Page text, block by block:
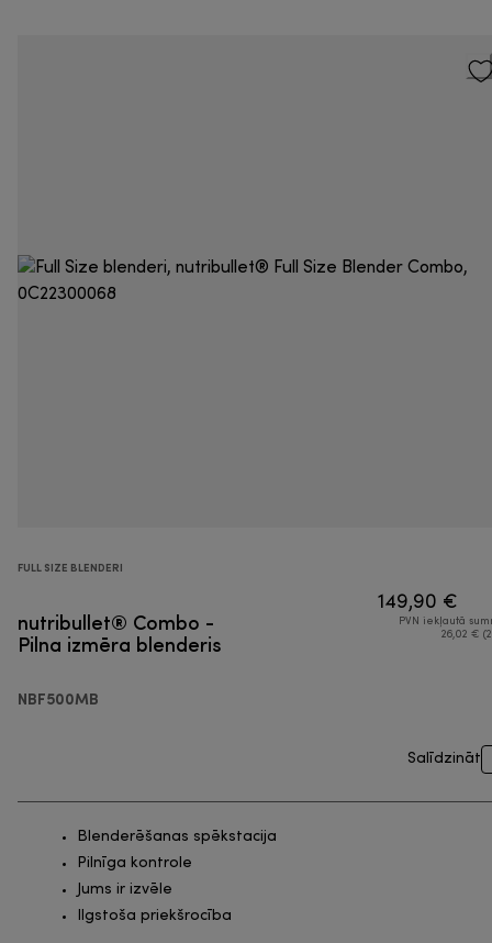
FULL SIZE BLENDERI
nutribullet® Combo -
Pilna izmēra blenderis
NBF500MB
149,90 €
PVN iekļautā
26,02 €
Salīdzināt
Blenderēšanas spēkstacija
Pilnīga kontrole
Jums ir izvēle
Ilgstoša priekšrocība